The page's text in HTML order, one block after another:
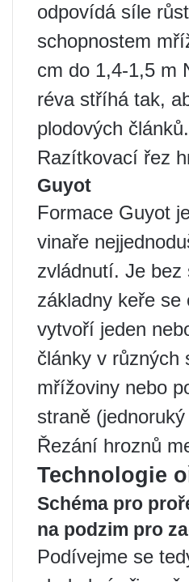
odpovídá síle
schopnostem
cm do 1,4-1,5 m
réva stříhá tak,
plodových článků.
Razítkovací řez
Guyot
Formace Guyot
vinaře
zvládnutí. Je bez
základny keře se
vytvoří jeden
články v různých
mřížoviny nebo
straně
Řezání hroznů
Technologie
Schéma pro
na podzim pro
Podívejme se